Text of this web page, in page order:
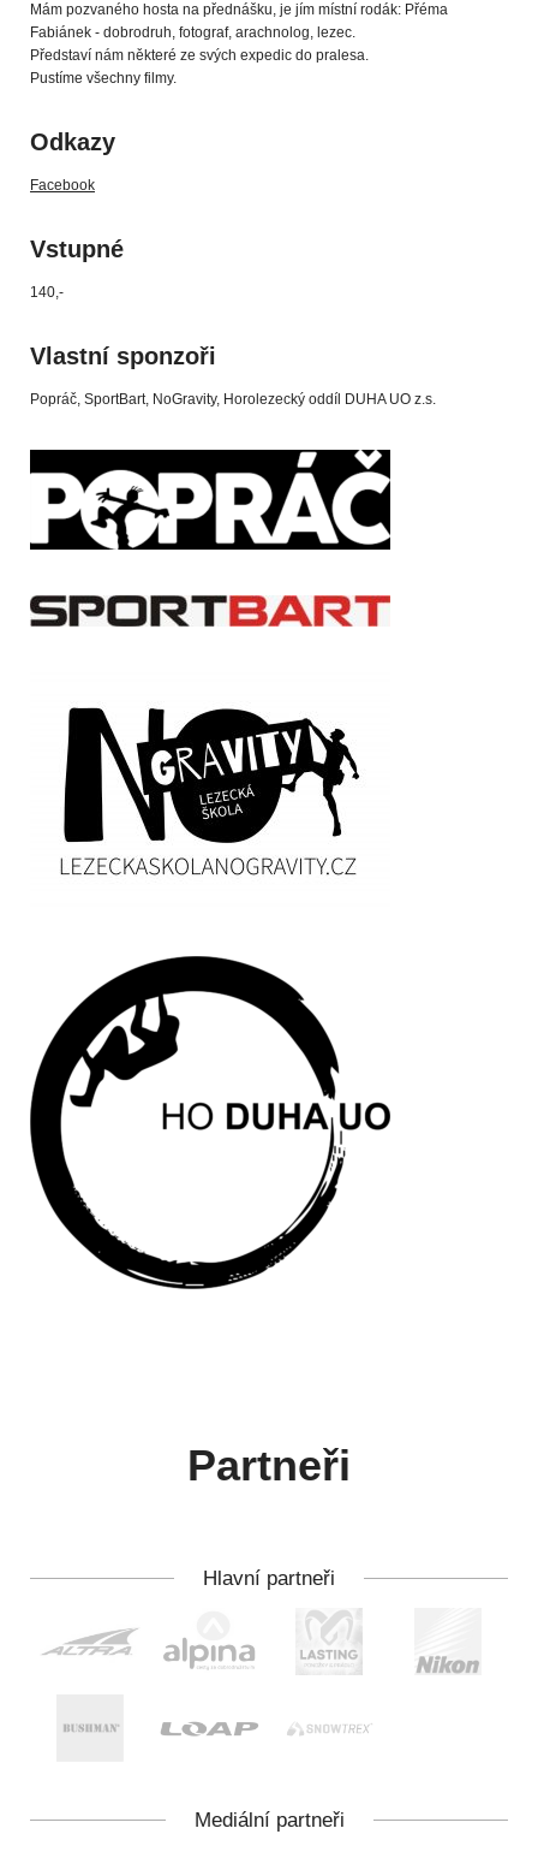
Mám pozvaného hosta na přednášku, je jím místní rodák: Přéma
Fabiánek - dobrodruh, fotograf, arachnolog, lezec.
Představí nám některé ze svých expedic do pralesa.
Pustíme všechny filmy.
Odkazy
Facebook
Vstupné
140,-
Vlastní sponzoři
Popráč, SportBart, NoGravity, Horolezecký oddíl DUHA UO z.s.
Partneři